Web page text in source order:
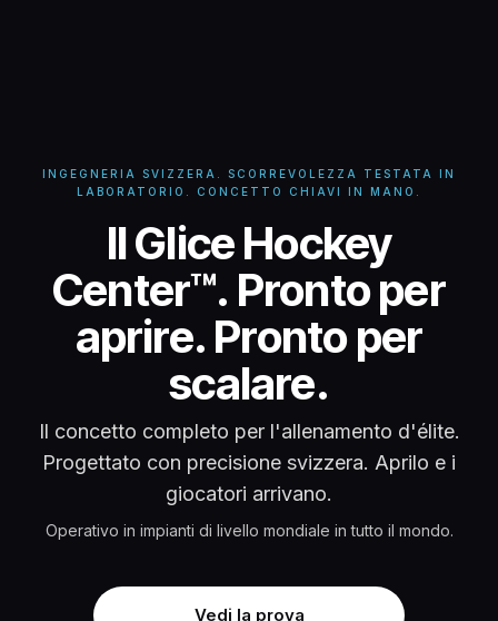
INGEGNERIA SVIZZERA. SCORREVOLEZZA TESTATA IN
LABORATORIO. CONCETTO CHIAVI IN MANO.
Concetto chiavi in
Il Glice Hockey
Center™. Pronto per
aprire. Pronto per
scalare.
Il concetto completo per l'allenamento d'élite.
Progettato con precisione svizzera. Aprilo e i
giocatori arrivano.
Operativo in impianti di livello mondiale in tutto il mondo.
Vedi la prova